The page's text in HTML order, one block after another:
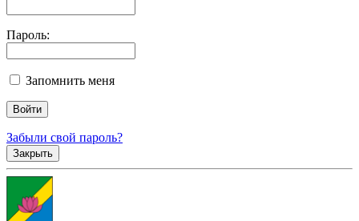
Пароль:
Запомнить меня
Забыли свой пароль?
Закрыть